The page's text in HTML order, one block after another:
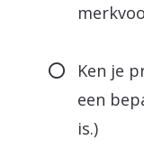
Ken je
een
is.)